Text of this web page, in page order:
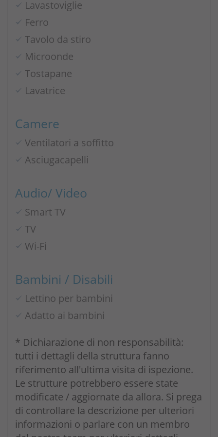
Lavastoviglie
Ferro
Tavolo da stiro
Microonde
Tostapane
Lavatrice
Camere
Ventilatori a soffitto
Asciugacapelli
Audio/ Video
Smart TV
TV
Wi-Fi
Bambini / Disabili
Lettino per bambini
Adatto ai bambini
* Dichiarazione di non responsabilità:
tutti i dettagli della struttura fanno
riferimento all'ultima visita di ispezione.
Le strutture potrebbero essere state
modificate / aggiornate da allora. Si prega
di controllare la descrizione per ulteriori
informazioni o parlare con un membro